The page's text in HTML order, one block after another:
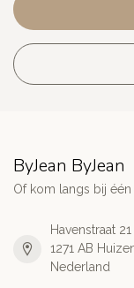
ByJean ByJean
Of kom langs bij
Havenstraat 21
1271 AB
Nederland